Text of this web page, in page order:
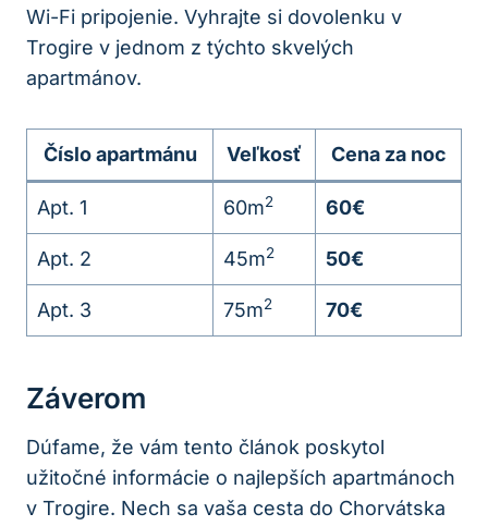
Wi-Fi pripojenie. Vyhrajte si dovolenku v
Trogire v jednom z týchto skvelých
apartmánov.
Číslo apartmánu Veľkosť Cena za noc
Apt. 1 60m2 60€
Apt. 2 45m2 50€
Apt. 3 75m2 70€
Záverom
Dúfame, že vám tento článok poskytol
užitočné informácie o najlepších apartmánoch
v Trogire. Nech sa vaša cesta do Chorvátska